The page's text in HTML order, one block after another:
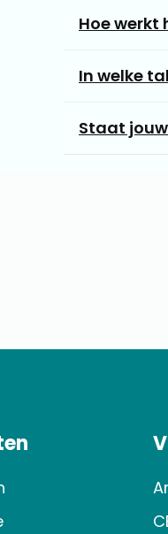
Hoe
In welke
Staat